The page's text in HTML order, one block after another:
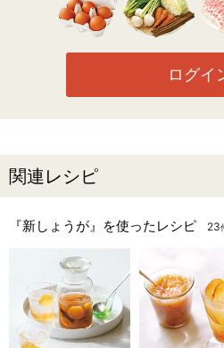
ログイ
関連レシピ
『新しょうが』を使ったレシピ 23